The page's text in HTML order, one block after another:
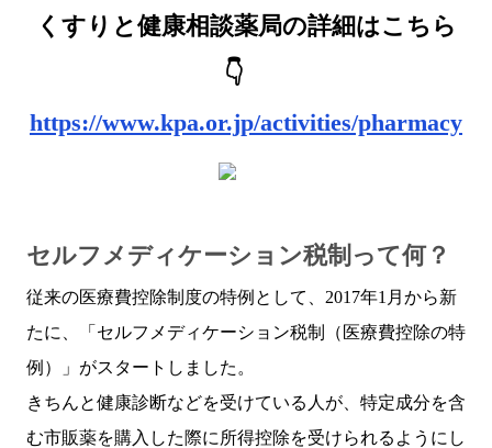
くすりと健康相談薬局の詳細はこちら
👇
https://www.kpa.or.jp/activities/pharmacy
セルフメディケーション税制って何？
従来の医療費控除制度の特例として、2017年1月から新
たに、「セルフメディケーション税制（医療費控除の特
例）」がスタートしました。
きちんと健康診断などを受けている人が、特定成分を含
む市販薬を購入した際に所得控除を受けられるようにし